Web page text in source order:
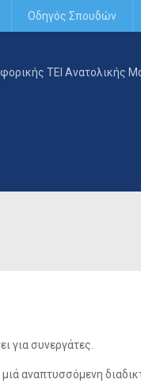
Οδηγός Σπουδών
για συνεργάτες.
αναπτυσσόμενη